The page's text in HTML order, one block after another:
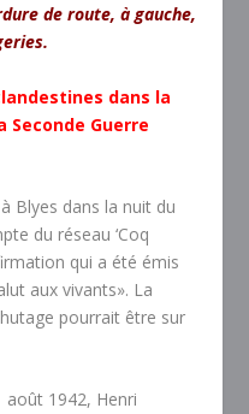
de route, à gauche,
dans la
Seconde Guerre
Blyes dans la nuit du
du réseau ‘Coq
qui a été émis
aux vivants». La
pourrait être sur
août 1942, Henri